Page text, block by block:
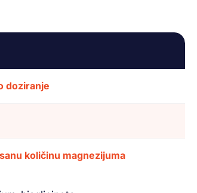
doziranje
količinu magnezijuma